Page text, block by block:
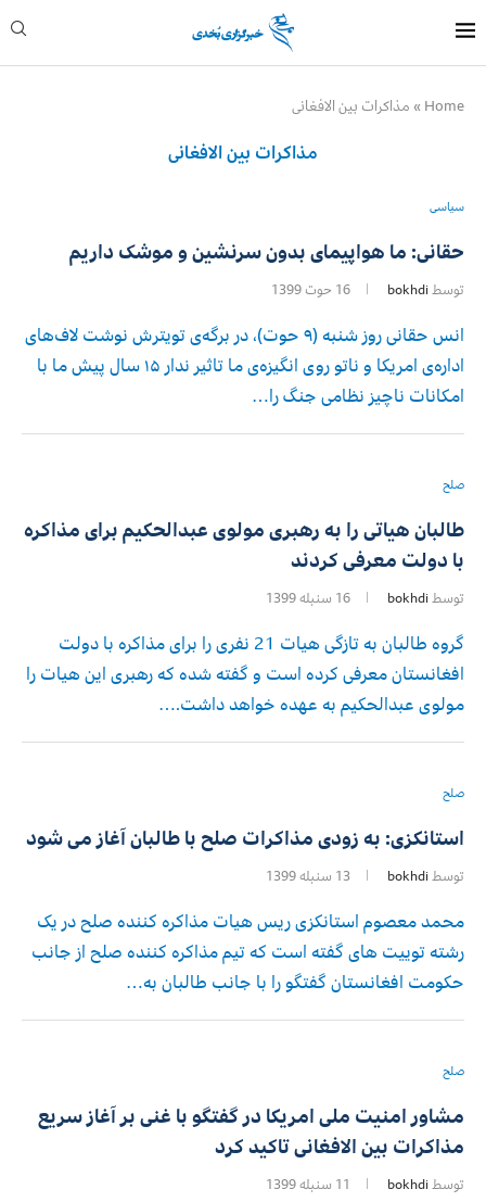
Home
» مذاکرات بین الافغانی
مذاکرات بین الافغانی
سیاسی
حقانی: ما هواپیمای بدون سرنشین و موشک داریم
توسط bokhdi 16 حوت 1399
انس حقانی روز شنبه (۹ حوت)، در برگه‌ی تویترش نوشت لاف‌های
اداره‌ی امریکا و ناتو روی انگیزه‌ی ما تاثیر ندار ۱۵ سال پیش ما با
امکانات ناچیز نظامی جنگ را…
صلح
طالبان هیاتی را به رهبری مولوی عبدالحکیم برای مذاکره
با دولت معرفی کردند
توسط bokhdi 16 سنبله 1399
گروه طالبان به تازگی هیات 21 نفری را برای مذاکره با دولت
افغانستان معرفی کرده است و گفته شده که رهبری این هیات را
مولوی عبدالحکیم به عهده خواهد داشت.…
صلح
استانکزی: به زودی مذاکرات صلح با طالبان آغاز می شود
توسط bokhdi 13 سنبله 1399
محمد معصوم استانکزی ریس هیات مذاکره کننده صلح در یک
رشته توییت های گفته است که تیم مذاکره کننده صلح از جانب
حکومت افغانستان گفتگو را با جانب طالبان به…
صلح
مشاور امنیت ملی امریکا در گفتگو با غنی بر آغاز سریع
مذاکرات بین الافغانی تاکید کرد
توسط bokhdi 11 سنبله 1399